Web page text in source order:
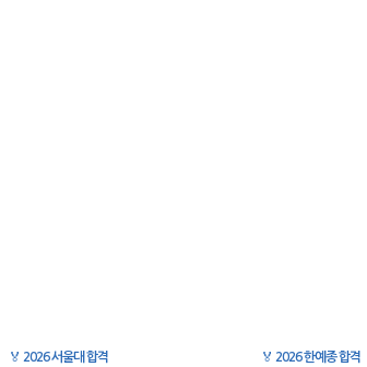
🏅 2026 서울대 합격 🏅 2026 한예종 합격